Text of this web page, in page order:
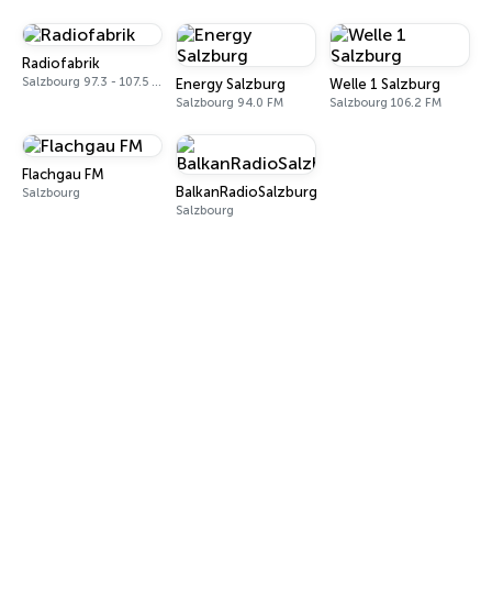
Radiofabrik
Salzbourg 97.3 - 107.5 FM Energy Salzburg
Salzbourg 94.0 FM
Welle 1 Salzburg
Salzbourg 106.2 FM
Flachgau FM
Salzbourg BalkanRadioSalzburg
Salzbourg